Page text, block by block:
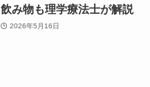
飲み物も理学療法士が解説
2026年5月16日